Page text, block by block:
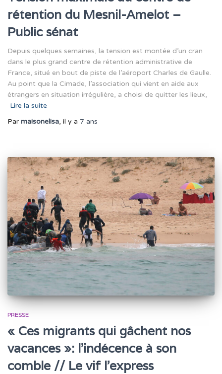
rétention du Mesnil-Amelot –
Public sénat
Depuis quelques semaines, la tension est montée d’un cran
dans le plus grand centre de rétention administrative de
France, situé en bout de piste de l’aéroport Charles de Gaulle.
Au point que la Cimade, l’association qui vient en aide aux
étrangers en situation irrégulière, a choisi de quitter les lieux,
Lire la suite
Par maisonelisa, il y a 7 ans
PRESSE
« Ces migrants qui gâchent nos
vacances »: l’indécence à son
comble // Le vif l’express